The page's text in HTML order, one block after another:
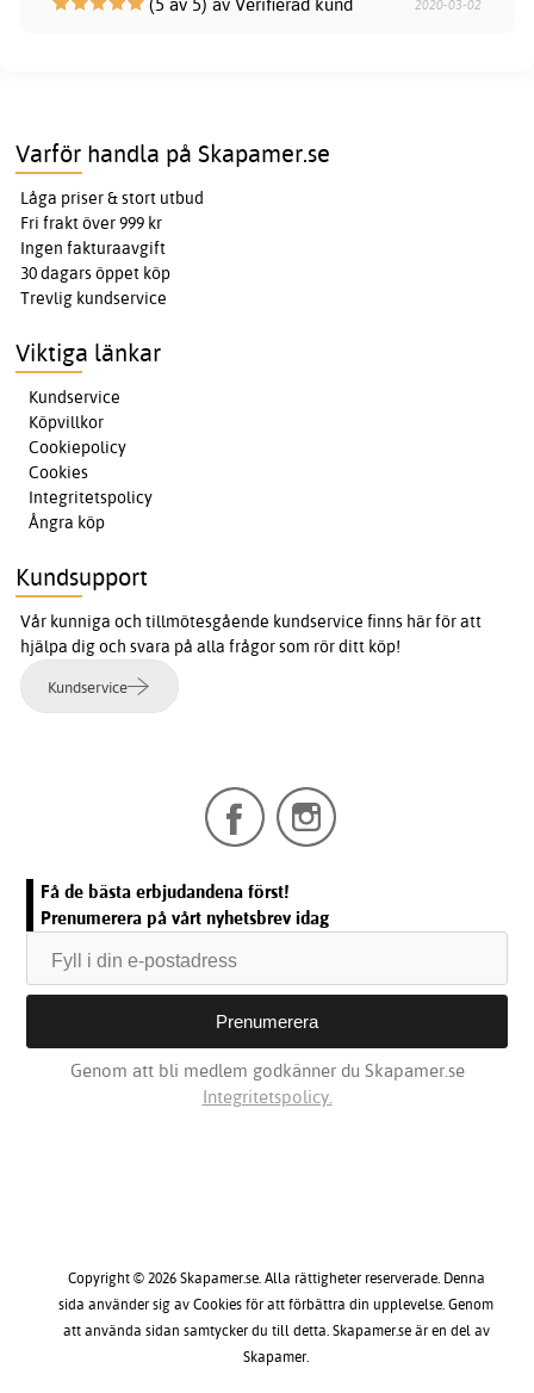
2020-03-02
Varför handla på Skapamer.se
Låga priser & stort utbud
Fri frakt över 999 kr
Ingen fakturaavgift
30 dagars öppet köp
Trevlig kundservice
Viktiga länkar
Kundservice
Köpvillkor
Cookiepolicy
Cookies
Integritetspolicy
Ångra köp
Kundsupport
Vår kunniga och tillmötesgående kundservice finns här för att
hjälpa dig och svara på alla frågor som rör ditt köp!
Kundservice
Få de bästa erbjudandena först!
Prenumerera på vårt nyhetsbrev idag
Genom att bli medlem godkänner du Skapamer.se
Integritetspolicy.
Copyright © 2026 Skapamer.se. Alla rättigheter reserverade. Denna
sida använder sig av Cookies för att förbättra din upplevelse. Genom
att använda sidan samtycker du till detta. Skapamer.se är en del av
Skapamer.